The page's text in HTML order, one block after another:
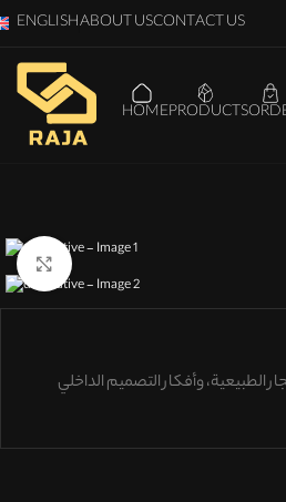
ENGLISHABOUT USCONTACT US
HOMEPRODUCTS
الطبيعية، وأفكار التصميم الداخلي